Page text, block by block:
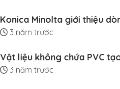
Konica Minolta giới thiệu
3 năm trước
Vật liệu không chứa PVC
3 năm trước